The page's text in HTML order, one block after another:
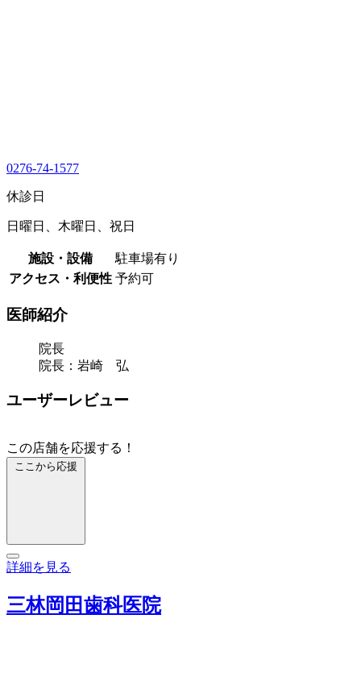
0276-74-1577
休診日
日曜日、木曜日、祝日
施設・設備
駐車場有り
アクセス・利便性 予約可
医師紹介
院長
院長：岩崎 弘
ユーザーレビュー
この店舗を応援する！
ここから応援
詳細を見る
三林岡田歯科医院